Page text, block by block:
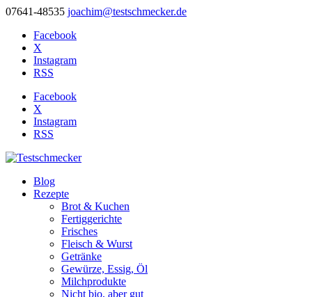
07641-48535 joachim@testschmecker.de
Facebook
X
Instagram
RSS
Facebook
X
Instagram
RSS
Blog
Rezepte
Brot & Kuchen
Fertiggerichte
Frisches
Fleisch & Wurst
Getränke
Gewürze, Essig, Öl
Milchprodukte
Nicht bio, aber gut